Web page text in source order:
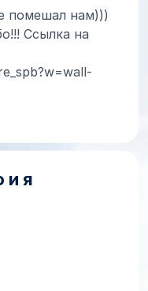
помешал нам)))
Ссылка на
и я